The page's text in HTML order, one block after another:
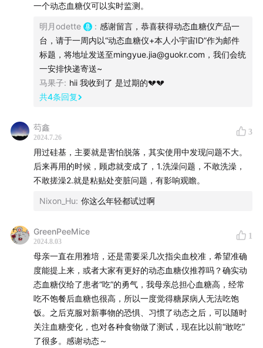
一个动态血糖仪可以实时监测。
明月odette : 感谢留言，恭喜获得动态血糖仪产品一
台，请于一周内以“动态血糖仪+本人小宇宙ID”作为邮件
标题，将地址发送至mingyue.jia@guokr.com，我们会统
一安排快递寄送~
马果子: hii 我收到了 是过期的💔💔
共4条回复
芶鑫
2024.7.26
3
用过硅基，主要就是害怕脱落，其实使用中发现问题不大。
后来再用的时候，顾虑就变成了，1.洗澡问题，不敢洗澡，
不敢搓澡2.就是粘贴处变脏问题，有影响观瞻。
Nixon_Hu: 你这么年轻都试过啊
GreenPeeMice
2024.8.03
1
母亲一直在用雅培，还是需要采几次指尖血校准，希望准确
度能提上来，或者大家有更好的动态血糖仪推荐吗？确实动
态血糖仪给了患者“吃”的勇气，我母亲总担心血糖高，经常
吃不饱餐后血糖也很高，所以一度觉得糖尿病人无法吃饱
饭。之后克服对新事物的恐惧、习惯了动态之后，可以随时
关注血糖变化，也对各种食物做了测试，现在比以前“敢吃”
了很多。感谢动态～